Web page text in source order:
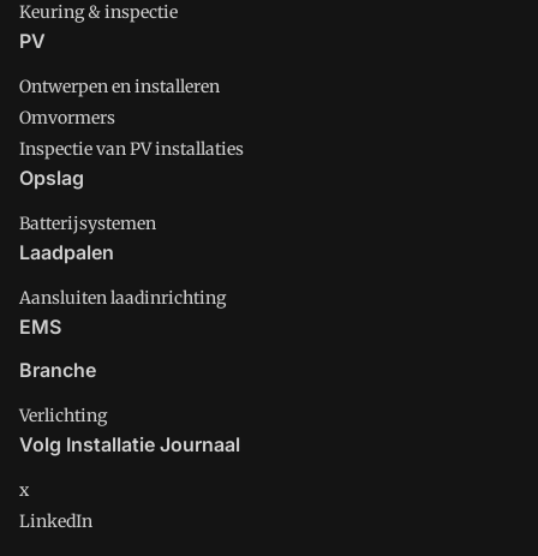
Keuring & inspectie
PV
Ontwerpen en installeren
Omvormers
Inspectie van PV installaties
Opslag
Batterijsystemen
Laadpalen
Aansluiten laadinrichting
EMS
Branche
Verlichting
Volg Installatie Journaal
x
LinkedIn